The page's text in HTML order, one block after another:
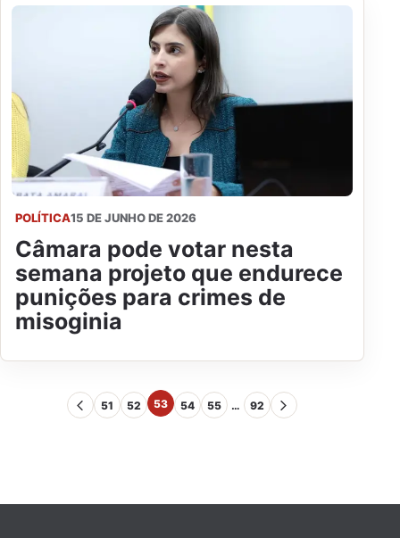
POLÍTICA15 DE JUNHO DE 2026
Câmara pode votar nesta
semana projeto que endurece
punições para crimes de
misoginia
51 52 53 54 55 … 92